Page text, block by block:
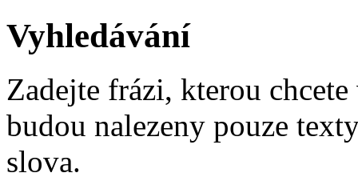
Vyhledávání
Zadejte frázi, kterou
budou nalezeny pouze
slova.